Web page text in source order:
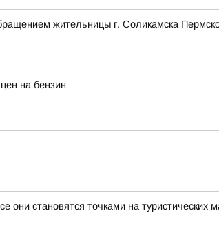
жительницы г. Соликамска
на бензин
они становятся точками на туристических